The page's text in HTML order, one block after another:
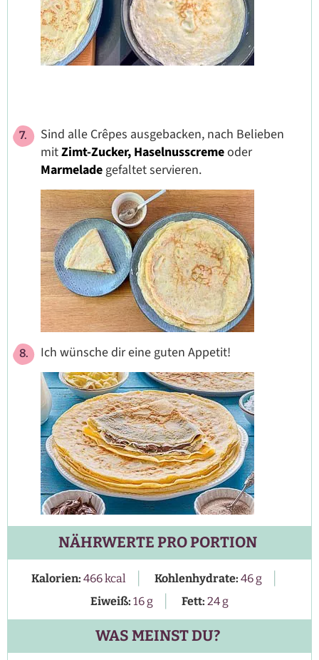
Sind alle Crêpes ausgebacken, nach Belieben
mitZimt-Zucker, Haselnusscremeoder
Marmeladegefaltet servieren.
Ich wünsche dir eine guten Appetit!
NÄHRWERTE PRO PORTION
Kalorien: 466kcal | Kohlenhydrate: 46g |
Eiweiß: 16g | Fett: 24g
WAS MEINST DU?